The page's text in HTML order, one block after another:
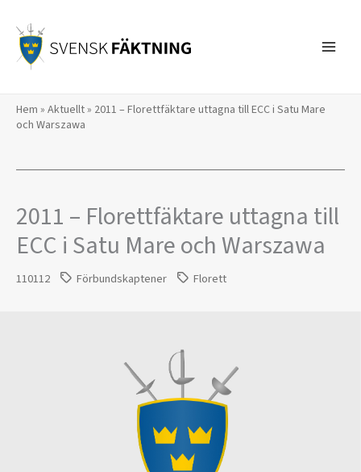
innehåll
Hem » Aktuellt» 2011 – Florettfäktare uttagna till ECC i Satu Mare
och Warszawa
2011 – Florettfäktare uttagna till
ECC i Satu Mare och Warszawa
110112 Förbundskaptener Florett